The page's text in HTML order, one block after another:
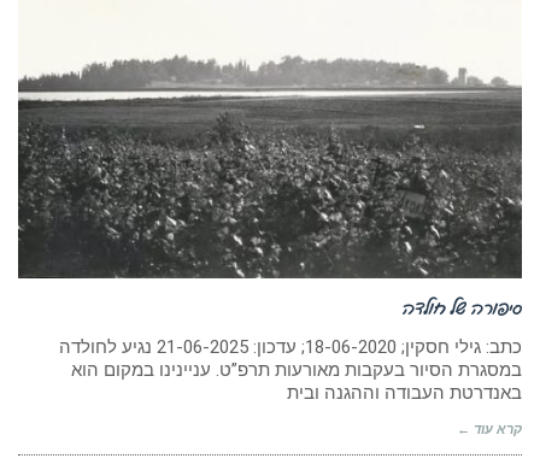
סיפורה של חולדה
כתב: גילי חסקין; 18-06-2020; עדכון: 21-06-2025 נגיע לחולדה
במסגרת הסיור בעקבות מאורעות תרפ”ט. עניינינו במקום הוא
באנדרטת העבודה וההגנה ובית
קרא עוד ←